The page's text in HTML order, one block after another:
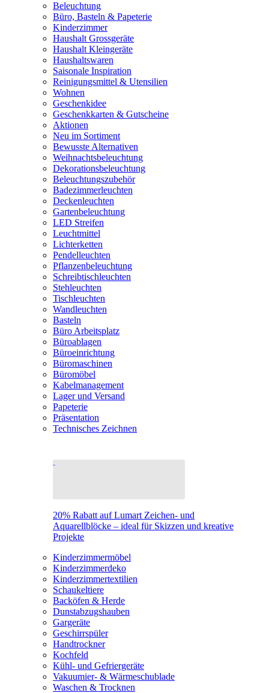
Beleuchtung
Büro, Basteln & Papeterie
Kinderzimmer
Haushalt Grossgeräte
Haushalt Kleingeräte
Haushaltswaren
Saisonale Inspiration
Reinigungsmittel & Utensilien
Wohnen
Geschenkidee
Geschenkkarten & Gutscheine
Aktionen
Neu im Sortiment
Bewusste Alternativen
Weihnachtsbeleuchtung
Dekorationsbeleuchtung
Beleuchtungszubehör
Badezimmerleuchten
Deckenleuchten
Gartenbeleuchtung
LED Streifen
Leuchtmittel
Lichterketten
Pendelleuchten
Pflanzenbeleuchtung
Schreibtischleuchten
Stehleuchten
Tischleuchten
Wandleuchten
Basteln
Büro Arbeitsplatz
Büroablagen
Büroeinrichtung
Büromaschinen
Büromöbel
Kabelmanagement
Lager und Versand
Papeterie
Präsentation
Technisches Zeichnen
20% Rabatt auf Lumart Zeichen- und
Aquarellblöcke – ideal für Skizzen und kreative
Projekte
Kinderzimmermöbel
Kinderzimmerdeko
Kinderzimmertextilien
Schaukeltiere
Backöfen & Herde
Dunstabzugshauben
Gargeräte
Geschirrspüler
Handtrockner
Kochfeld
Kühl- und Gefriergeräte
Vakuumier- & Wärmeschublade
Waschen & Trocknen